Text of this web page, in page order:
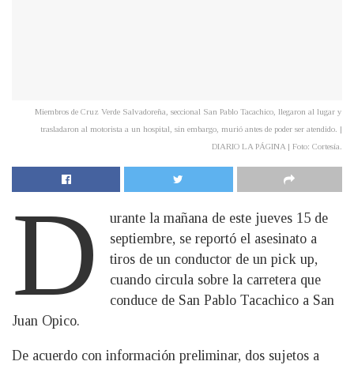
Miembros de Cruz Verde Salvadoreña, seccional San Pablo Tacachico, llegaron al lugar y
trasladaron al motorista a un hospital, sin embargo, murió antes de poder ser atendido. |
DIARIO LA PÁGINA | Foto: Cortesía.
D
urante la mañana de este jueves 15 de
septiembre, se reportó el asesinato a
tiros de un conductor de un pick up,
cuando circula sobre la carretera que
conduce de San Pablo Tacachico a San
Juan Opico.
De acuerdo con información preliminar, dos sujetos a